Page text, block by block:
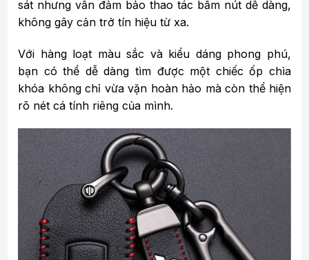
sát nhưng vẫn đảm bảo thao tác bấm nút dễ dàng,
không gây cản trở tín hiệu từ xa.
Với hàng loạt màu sắc và kiểu dáng phong phú,
bạn có thể dễ dàng tìm được một chiếc ốp chìa
khóa không chỉ vừa vặn hoàn hảo mà còn thể hiện
rõ nét cá tính riêng của mình.